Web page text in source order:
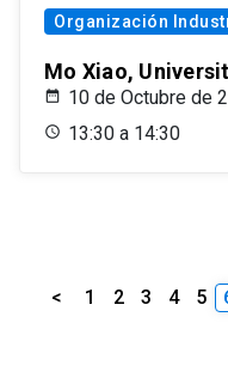
Organización
Mo Xiao,
10 de Octubre de
13:30 a 14:30
< 1 2 3 4 5